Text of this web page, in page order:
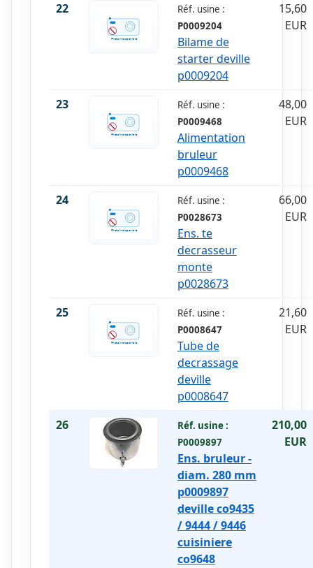
22
Réf. usine :
P0009204
Bilame de
starter deville
p0009204
15,60
EUR
23
Réf. usine :
P0009468
Alimentation
bruleur
p0009468
48,00
EUR
24
Réf. usine :
P0028673
Ens. te
decrasseur
monte
p0028673
66,00
EUR
25
Réf. usine :
P0008647
Tube de
decrassage
deville
p0008647
21,60
EUR
26
Réf. usine :
P0009897
Ens. bruleur -
diam. 280 mm
p0009897
deville co9435
/ 9444 / 9446
cuisiniere
co9648
210,00
EUR